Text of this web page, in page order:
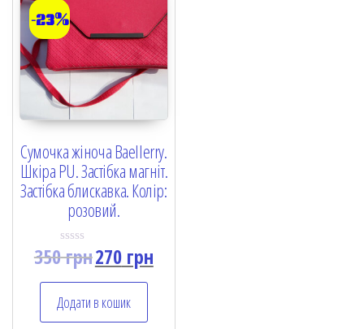
-23%
Сумочка жіноча Baellerry.
Шкіра PU. Застібка магніт.
Застібка блискавка. Колір:
розовий.
R
a
d
0
350грн270грн
Додати в кошик